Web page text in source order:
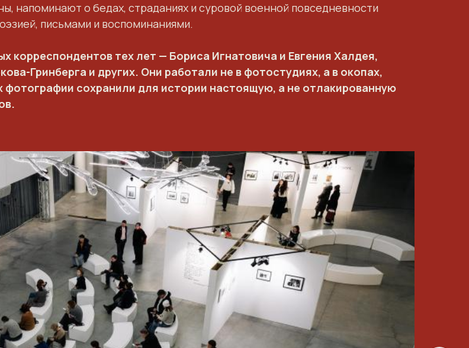
напоминают о бедах, страданиях и суровой военной повседневности
письмами и воспоминаниями.
корреспондентов тех лет — Бориса Игнатовича и Евгения Халдея,
Гринберга и других. Они работали не в фотостудиях, а в окопах,
фотографии сохранили для истории настоящую, а не отлакированную